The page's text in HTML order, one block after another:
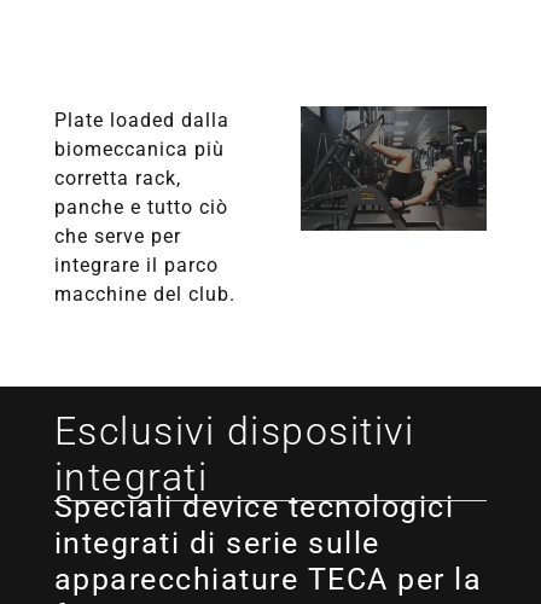
Plate loaded dalla
biomeccanica più
corretta rack,
panche e tutto ciò
che serve per
integrare il parco
macchine del club.
Esclusivi dispositivi
integrati
Speciali device tecnologici
integrati di serie sulle
apparecchiature TECA per la